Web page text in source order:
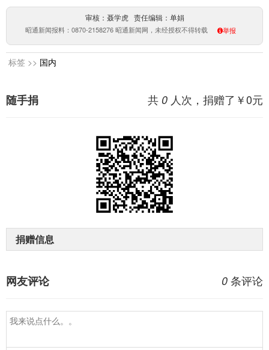
审核：聂学虎 责任编辑：单娟
昭通新闻报料：0870-2158276 昭通新闻网，未经授权不得转载 举报
标签 >> 国内
共 0 人次，捐赠了￥0元
随手捐
捐赠信息
0 条评论
网友评论